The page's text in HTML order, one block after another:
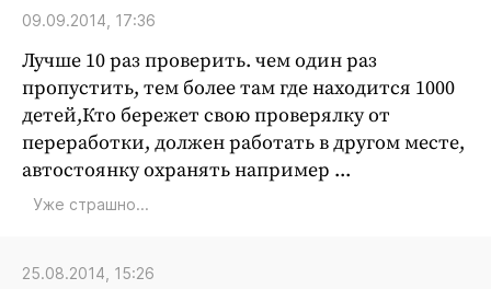
Криминал
Недвижимость и ЖКХ
Образование
Общество
Погода
Праздники
Спорт
09.09.2014, 17:36
Лучше 10 раз проверить. чем один раз
пропустить, тем более там где находится 1000
детей,Кто бережет свою проверялку от
переработки, должен работать в другом месте,
автостоянку охранять например ...
Уже страшно...
25.08.2014, 15:26